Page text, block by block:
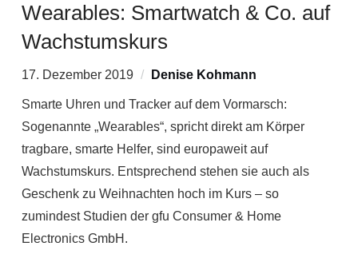
Wearables: Smartwatch & Co. auf
Wachstumskurs
17. Dezember 2019 Denise Kohmann
Smarte Uhren und Tracker auf dem Vormarsch:
Sogenannte „Wearables“, spricht direkt am Körper
tragbare, smarte Helfer, sind europaweit auf
Wachstumskurs. Entsprechend stehen sie auch als
Geschenk zu Weihnachten hoch im Kurs – so
zumindest Studien der gfu Consumer & Home
Electronics GmbH.